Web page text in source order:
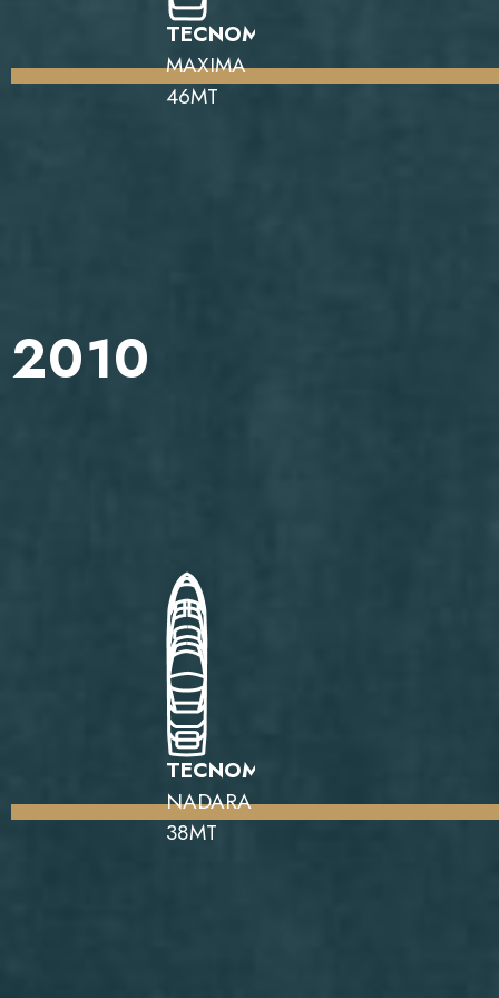
TECNOMAR
MAXIMA
46MT
2010
TECNOMAR
NADARA
38MT